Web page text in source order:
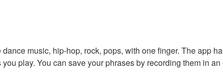
music, hip-hop, rock, pops, with one finger. The app
play. You can save your phrases by recording them in